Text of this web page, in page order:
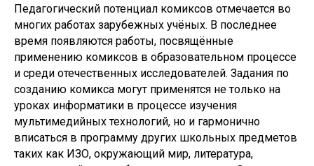
Педагогический потенциал комиксов отмечается во
многих работах зарубежных учёных. В последнее
время появляются работы, посвящённые
применению комиксов в образовательном процессе
и среди отечественных исследователей. Задания по
созданию комикса могут применятся не только на
уроках информатики в процессе изучения
мультимедийных технологий, но и гармонично
вписаться в программу других школьных предметов
таких как ИЗО, окружающий мир, литература,